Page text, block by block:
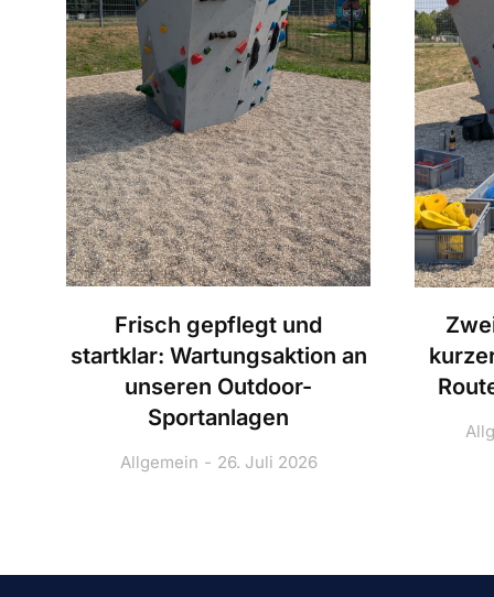
Frisch gepflegt und
startklar: Wartungsaktion an
unseren Outdoor-
Sportanlagen
Allgemein 26. Juli 2026